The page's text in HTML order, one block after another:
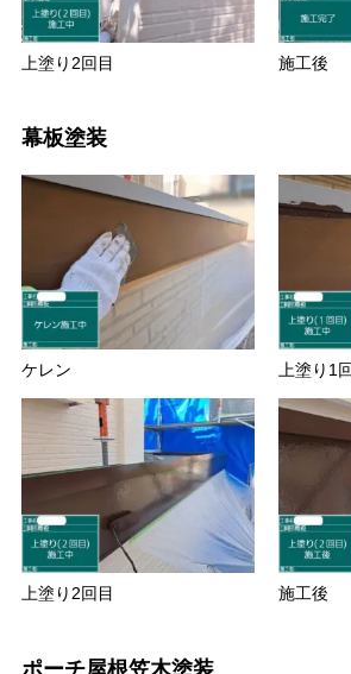
上塗り2回目 施工後
幕板塗装
ケレン 上塗り1
上塗り2回目 施工後
ポーチ屋根笠木塗装